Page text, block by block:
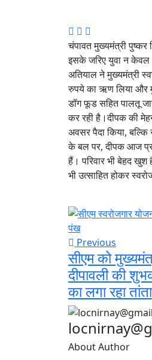
चंपावत मुख्यमंत्री
इसके जरिए युवा न केवल
अतियाल ने मुख्यमंत्री
रुपये का ऋण लिया और
डॉग फूड सहित पालतू
कर रही है।दीपक की
अवसर पैदा किया, बल्कि
के बल पर, दीपक आज
हैं। परिवार भी बेहद
भी उत्साहित होकर
Previous
सीएम को
दीपावली की
का लगा रहा तांता
About Author